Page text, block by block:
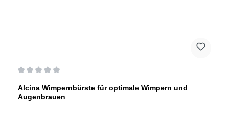
Alcina Wimpernbürste für optimale Wimpern und
Augenbrauen